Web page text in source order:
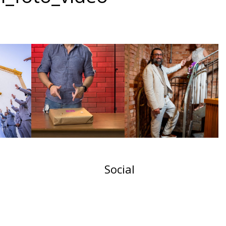
Social